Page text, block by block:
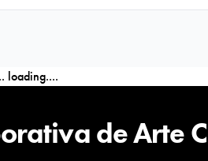
loading....
de Arte